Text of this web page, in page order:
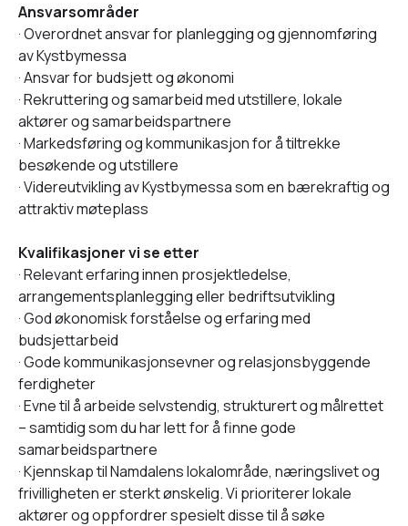
Ansvarsområder
· Overordnet ansvar for planlegging og gjennomføring
av Kystbymessa
· Ansvar for budsjett og økonomi
· Rekruttering og samarbeid med utstillere, lokale
aktører og samarbeidspartnere
· Markedsføring og kommunikasjon for å tiltrekke
besøkende og utstillere
· Videreutvikling av Kystbymessa som en bærekraftig og
attraktiv møteplass
Kvalifikasjoner vi se etter
· Relevant erfaring innen prosjektledelse,
arrangementsplanlegging eller bedriftsutvikling
· God økonomisk forståelse og erfaring med
budsjettarbeid
· Gode kommunikasjonsevner og relasjonsbyggende
ferdigheter
· Evne til å arbeide selvstendig, strukturert og målrettet
– samtidig som du har lett for å finne gode
samarbeidspartnere
· Kjennskap til Namdalens lokalområde, næringslivet og
frivilligheten er sterkt ønskelig. Vi prioriterer lokale
aktører og oppfordrer spesielt disse til å søke